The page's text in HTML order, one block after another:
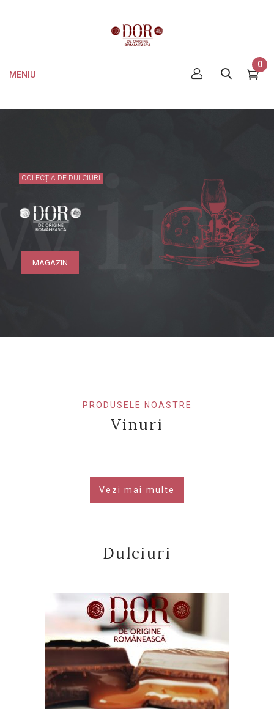
MENIU
0
COLECȚIA DE DULCIURI
MAGAZIN
PRODUSELE NOASTRE
Vinuri
Vezi mai multe
Dulciuri